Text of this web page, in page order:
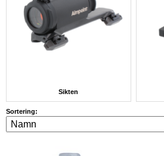
Sikten
Sortering: